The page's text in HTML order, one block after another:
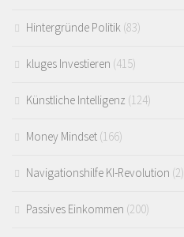
Hintergründe Politik (83)
kluges Investieren (415)
Künstliche Intelligenz (124)
Money Mindset (166)
Navigationshilfe KI-Revolution (2)
Passives Einkommen (200)